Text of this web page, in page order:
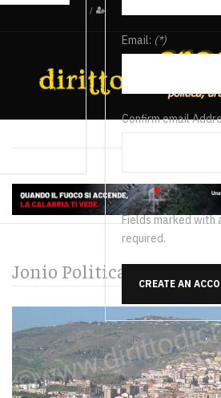
/
Email: (*)
Confirm email
Fields marked with
required.
CREATE AN
Jonio Politica